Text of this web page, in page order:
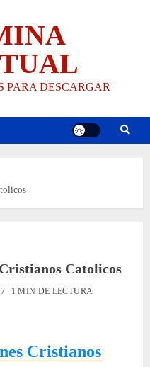
PARA DESCARGAR
Catolicos
1 MIN DE LECTURA
Cristianos